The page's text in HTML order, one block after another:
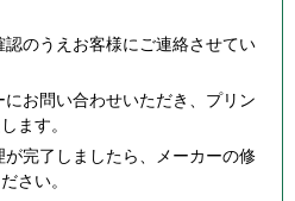
のうえお客様にご連絡させてい
お問い合わせいただき、プリン
ます。
完了しましたら、メーカーの修
さい。